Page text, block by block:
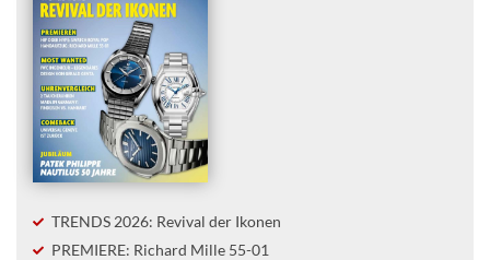
TRENDS 2026: Revival der Ikonen
PREMIERE: Richard Mille 55-01